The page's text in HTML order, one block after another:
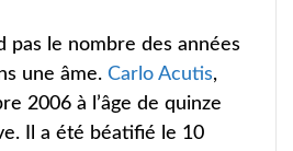
pas le nombre des années
une âme. Carlo Acutis,
2006 à l’âge de quinze
Il a été béatifié le 10